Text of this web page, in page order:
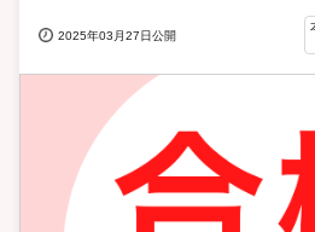
2025年03月27日公開